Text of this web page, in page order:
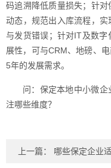
码追溯降低质量损失；针
动态，规范出入库流程，
与发货错误；针对IT及数
展性，可与CRM、地磅、
5年的发展需求。
问：保定本地中小微
注哪些维度？
上一篇： 哪些保定企业